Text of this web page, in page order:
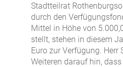
Stadtteilrat
durch den
Mittel in Höhe von
stellt, stehen in diesem
Euro zur Verfügung.
Weiteren darauf hin,